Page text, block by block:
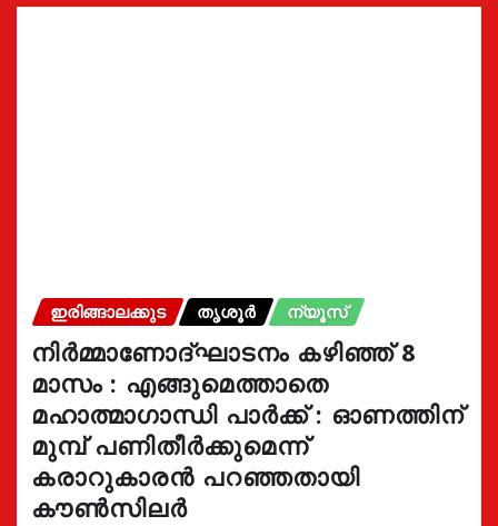
ഇരിങ്ങാലക്കുട തൃശൂർ ന്യൂസ്
നിർമ്മാണോദ്ഘാടനം കഴിഞ്ഞ് 8
മാസം : എങ്ങുമെത്താതെ
മഹാത്മാഗാന്ധി പാർക്ക് : ഓണത്തിന്
മുമ്പ് പണിതീർക്കുമെന്ന്
കരാറുകാരൻ പറഞ്ഞതായി
കൗൺസിലർ